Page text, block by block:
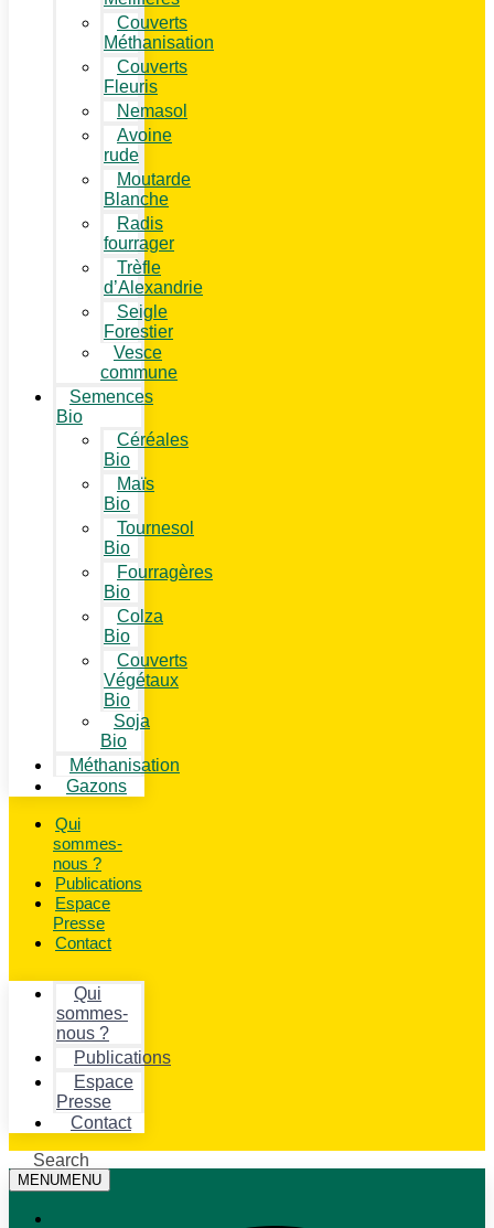
Couverts
Méthanisation
Couverts
Fleuris
Nemasol
Avoine
rude
Moutarde
Blanche
Radis
fourrager
Trèfle
d’Alexandrie
Seigle
Forestier
Vesce
commune
Semences
Bio
Céréales
Bio
Maïs
Bio
Tournesol
Bio
Fourragères
Bio
Colza
Bio
Couverts
Végétaux
Bio
Soja
Bio
Méthanisation
Gazons
Qui
sommes-
nous ?
Publications
Espace
Presse
Contact
Qui
sommes-
nous ?
Publications
Espace
Presse
Contact
Search
MENUMENU